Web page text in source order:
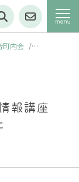
町内会 /
報講座